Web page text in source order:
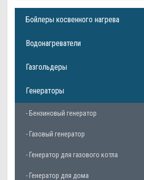
Бойлеры косвенного нагрева
Водонагреватели
Газгольдеры
Генераторы
- Бензиновый генератор
- Газовый генератор
- Генератор для газового котла
- Генератор для дома